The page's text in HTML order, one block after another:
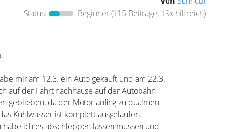
Status:
Beginner(115 Beiträge, 19x hilfreich)
mir am 12.3. ein Auto gekauft und am 22.3.
auf der Fahrt nachhause auf der Autobahn
geblieben, da der Motor anfing zu qualmen
Kühlwasser ist komplett ausgelaufen.
habe ich es abschleppen lassen müssen und